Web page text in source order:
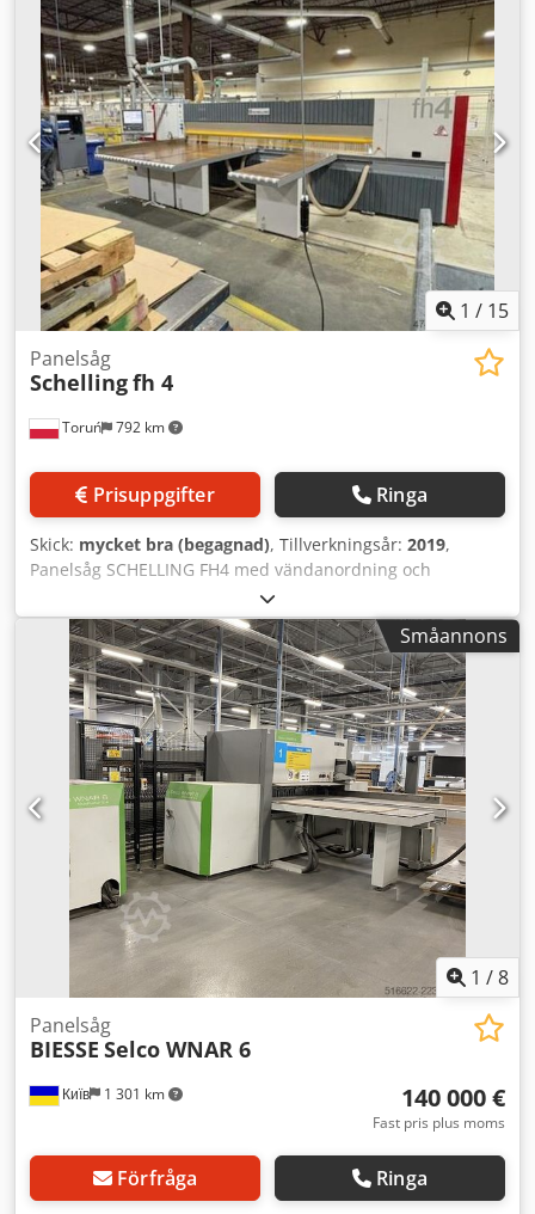
1 / 15
Toruń 792 km
Panelsåg
Schellingfh 4
Prisuppgifter Ringa
Skick: mycket bra (begagnad), Tillverkningsår: 2019,
Panelsåg SCHELLING FH4 med vändanordning och
skivlagringssystem. Dedpfozfavyex Angeck
Småannons
1 /8
Київ 1 301 km
Panelsåg
BIESSE Selco WNAR 6
140 000 €
Fast pris plus moms
Förfråga Ringa